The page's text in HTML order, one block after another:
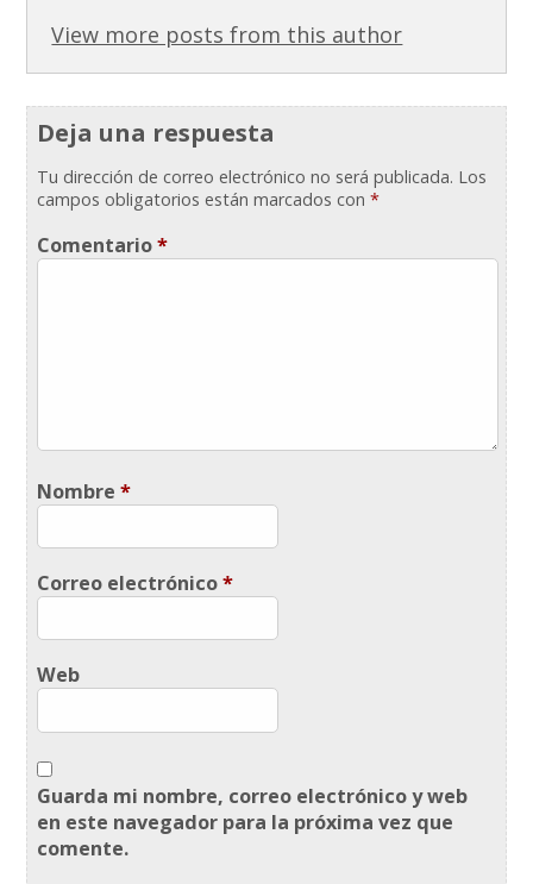
View more posts from this author
Deja una respuesta
Tu dirección de correo electrónico no será publicada. Los
campos obligatorios están marcados con*
Comentario*
Nombre*
Correo electrónico*
Web
Guarda mi nombre, correo electrónico y web
en este navegador para la próxima vez que
comente.